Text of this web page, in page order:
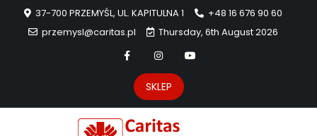
37-700 PRZEMYŚL, UL. KAPITULNA 1
+48 16 676 90 60
przemysl@caritas.pl
Thursday, 6th August 2026
SKLEP